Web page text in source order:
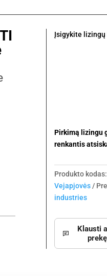
Įsigykite lizingų
Pirkimą lizingu
renkantis
Produkto kodas:
Vejapjovės
industries
Klausti
prekę